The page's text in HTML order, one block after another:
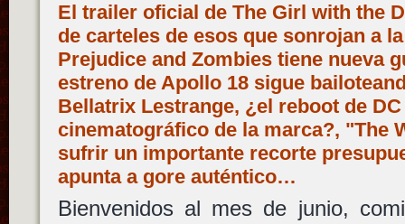
El trailer oficial de The Girl with the
de carteles de esos que sonrojan a
Prejudice and Zombies tiene nueva
estreno de Apollo 18 sigue
Bellatrix Lestrange, ¿el reboot de
cinematográfico de la marca?, "The
sufrir un importante recorte
apunta a gore auténtico…
Bienvenidos al mes de junio,